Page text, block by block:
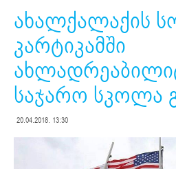
ახალქალაქის
კარტიკამში
საჯარო სკოლა
20.04.2018. 13:30